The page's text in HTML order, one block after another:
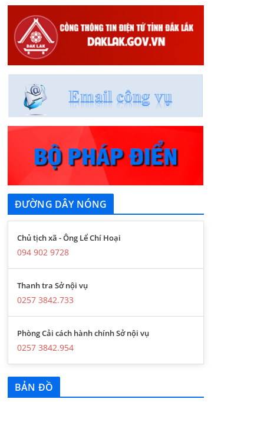
ĐƯỜNG DÂY NÓNG
Chủ tịch xã - Ông Lể Chí Hoại
094 902 9728
Thanh tra Sở nội vụ
0257 3842.733
Phòng Cải cách hành chính Sở nội vụ
0257 3842.954
BẢN ĐỒ